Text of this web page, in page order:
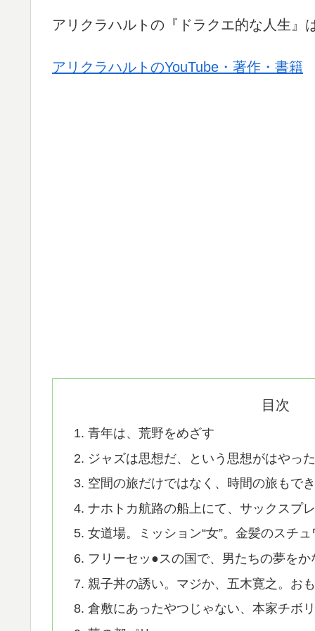
アリクラハルトの『ドラクエ的な人生』
アリクラハルトのYouTube・著作・書籍
目次
青年は、荒野をめざす
ジャズは思想だ、という思想がはやっ
空間の旅だけではなく、時間の旅もで
ナホトカ航路の船上にて、サックスプ
女道場。ミッション“女”。金髪のスチ
フリーセッ●スの国で、男たちの夢をか
親子丼の誘い。マジか、五木寛之。お
倉敷にあったやつじゃない、本家チボ